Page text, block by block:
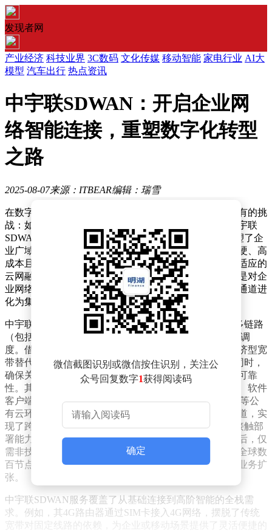
发现者网
产业经济 科技业界 3C数码 文化传媒 移动智能 家电行业 AI大
模型 汽车出行 热点资讯
中宇联SDWAN：开启企业网
络智能连接，重塑数字化转型
之路
2025-08-07来源：ITBEAR编辑：瑞雪
在数字化转型的大潮中，企业网络架构正面临着前所未有的挑
战：如何兼顾连接的灵活性、成本控制与安全防护。中宇联
SDWAN解决方案应运而生，它以一种革命性的方式重塑了企
业广域网的构建逻辑，通过软件定义技术，将传统的僵硬、高
成本且低效的专线模式转变为一个动态、智能且高度自适应的
云网融合体系。这一转变不仅仅是技术层面的革新，更是对企
业网络连接本质的深刻重塑，使网络从单纯的数据传输通道进
化为集安全、算力与业务洞察于一体的智能中枢。
中宇联SDWAN平台作为这一变革的底层引擎，实现了多链路
（包括宽带、5G、专线）的毫秒级状态监测与动态流量调
度。借助智能路径优化与带宽聚合技术，企业能够以经济型宽
带替代昂贵的MPLS专线，从而在显著降低运营成本的同时，
确保关键业务如实时生产数据回传或全球视频会议的高可靠
性。其云网融合架构采用容器化部署，实现了硬件设备、软件
客户端与云端虚拟系统的统一管控，并与阿里云、AWS等公
有云环境深度集成，为企业的混合云提供了无缝加密通道，实
现了跨地域数据的集中协同。尤为中宇联SDWAN的零接触部
署能力颠覆了传统组网方式，预配置设备到达分支机构后，仅
需非技术人员接通电源即可自动联网注册，大大缩短了全球数
百节点的开通周期，从月级缩短至天级，加速了企业的业务扩
张。
中宇联SDWAN服务覆盖了从基础连接到高阶智能的全栈需
求。例如，其4G路由器通过SIM卡接入4G网络，摆脱了传统
宽带对固定线路的依赖，为企业或移动场景提供了灵活便捷的
微信截图识别或微信按住识别，关注公
众号回复数字1获得阅读码
确定